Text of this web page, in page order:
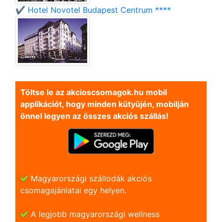
✔️ Hotel Novotel Budapest Centrum ****
Töltse le az akcioscsomagok.hu mobil
applikációt, hogy minden kütyüjén, mobilján
önnel legyen az összes akciós szállás!
Magyarországi szállodák akciós
csomagajánlatai egy helyen.
A legjobb magyarországi wellness